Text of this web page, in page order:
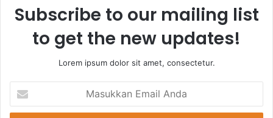
Subscribe to our mailing list
to get the new updates!
Lorem ipsum dolor sit amet, consectetur.
Email
Anda